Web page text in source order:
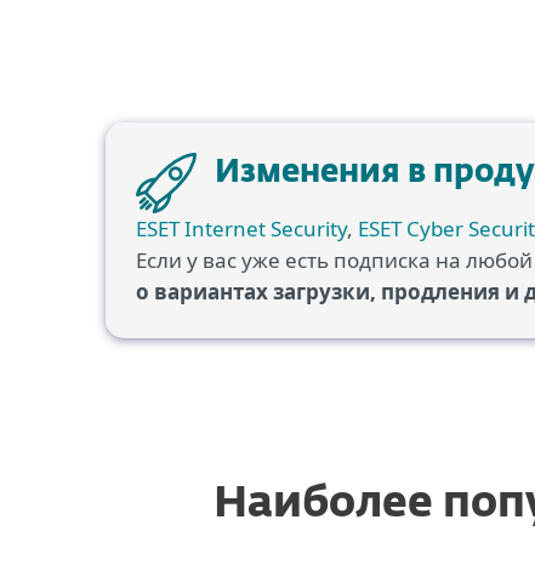
Изменения в
ESET Internet Security, ESET Cyber
Если у вас уже есть подписка на
о вариантах загрузки, продления и
Наиболее